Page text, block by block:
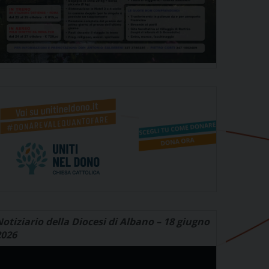
della Diocesi di Albano – 18 giugno